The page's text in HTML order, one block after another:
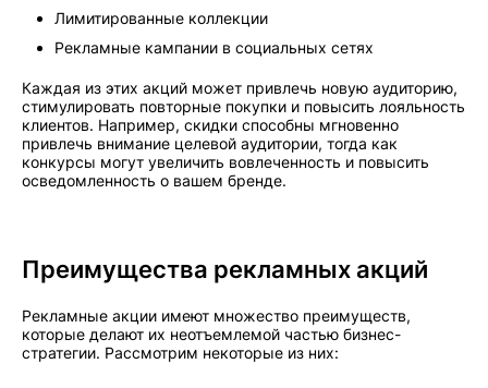
Лимитированные коллекции
Рекламные кампании в социальных сетях
Каждая из этих акций может привлечь новую аудиторию,
стимулировать повторные покупки и повысить лояльность
клиентов. Например, скидки способны мгновенно
привлечь внимание целевой аудитории, тогда как
конкурсы могут увеличить вовлеченность и повысить
осведомленность о вашем бренде.
Преимущества рекламных акций
Рекламные акции имеют множество преимуществ,
которые делают их неотъемлемой частью бизнес-
стратегии. Рассмотрим некоторые из них: